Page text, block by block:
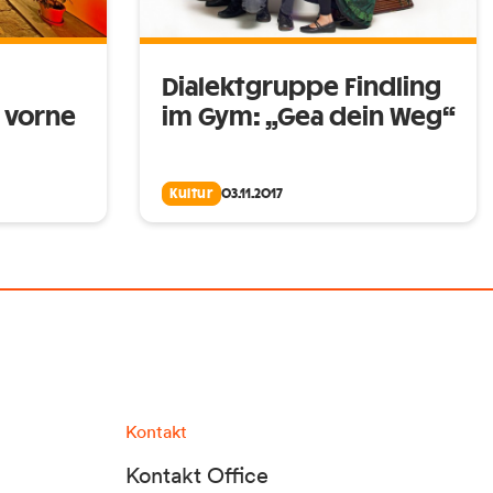
vorne
Dialektgruppe Findling
im Gym: „Gea dein Weg“
Kultur 03.11.2017
Kontakt
Kontakt Office